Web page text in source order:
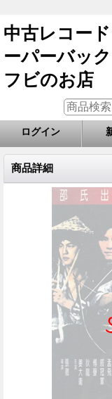
中古レコー
ーパーバッ
フビのお店
ログイン
商品詳細